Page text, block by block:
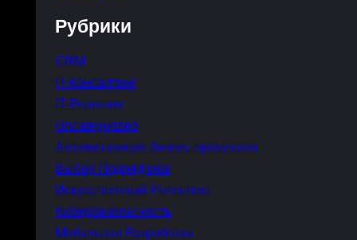
Рубрики
CRM
IT-Консалтинг
IT-Решения
Uncategorized
Автоматизация бизнес-процессов
Выбор Подрядчика
Искусственный Интеллект
Кибербезопасность
Мобильная Разработка